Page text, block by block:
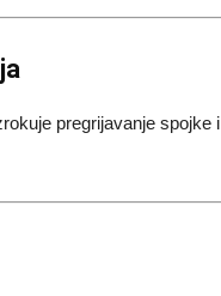
pregrijavanje spojke i